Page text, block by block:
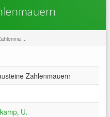
...
Zahlenmauern
U.